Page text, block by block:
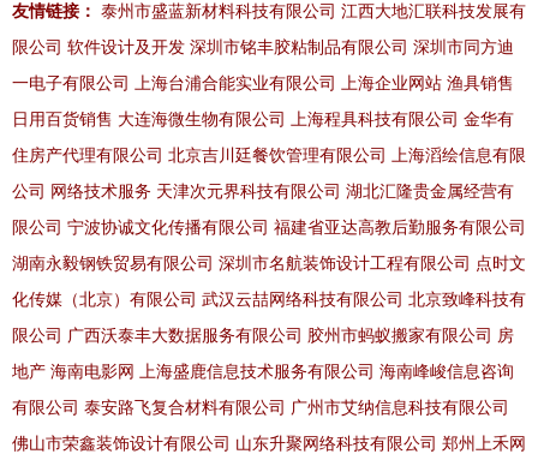
友情链接： 泰州市盛蓝新材料科技有限公司 江西大地汇联科技发展有
限公司 软件设计及开发 深圳市铭丰胶粘制品有限公司 深圳市同方迪
一电子有限公司
上海台浦合能实业有限公司 上海企业网站 渔具销售
日用百货销售 大连海微生物有限公司 上海程具科技有限公司 金华有
住房产代理有限公司 北京吉川廷餐饮管理有限公司
上海滔绘信息有限
公司 网络技术服务 天津次元界科技有限公司 湖北汇隆贵金属经营有
限公司 宁波协诚文化传播有限公司 福建省亚达高教后勤服务有限公司
湖南永毅钢铁贸易有限公司 深圳市名航装饰设计工程有限公司 点时文
化传媒（北京）有限公司 武汉云喆网络科技有限公司 北京致峰科技有
限公司 广西沃泰丰大数据服务有限公司 胶州市蚂蚁搬家有限公司 房
地产 海南电影网 上海盛鹿信息技术服务有限公司 海南峰峻信息咨询
有限公司 泰安路飞复合材料有限公司 广州市艾纳信息科技有限公司
佛山市荣鑫装饰设计有限公司 山东升聚网络科技有限公司 郑州上禾网